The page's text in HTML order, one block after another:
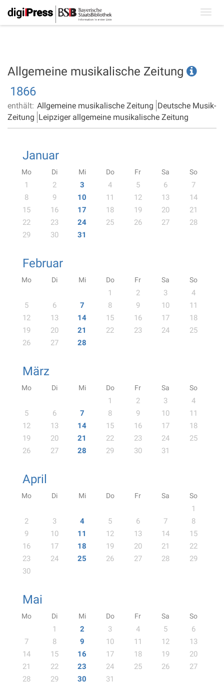
Allgemeine musikalische Zeitung
1866
enthält: Allgemeine musikalische Zeitung Deutsche Musik-
Zeitung Leipziger allgemeine musikalische Zeitung
Januar
Mo Di Mi Do Fr Sa So
1 2 3 4 5 6
7
8
9 10 11 12 13
14
15
16 17 18 19 20
21
22
23 24 25 26 27
28
29
30 31
Februar
Mo Di Mi Do Fr Sa So
1 2 3
4
5
6 7 8 9 10
11
12
13 14 15 16 17
18
19
20 21 22 23 24
25
26
27 28
März
Mo Di Mi Do Fr Sa So
1 2 3
4
5
6 7 8 9 10
11
12
13 14 15 16 17
18
19
20 21 22 23 24
25
26
27 28 29 30 31
April
Mo Di Mi Do Fr Sa So
1
2
3 4 5 6 7
8
9
10 11 12 13 14
15
16
17 18 19 20 21
22
23
24 25 26 27 28
29
30
Mai
Mo Di Mi Do Fr Sa So
1 2 3 4 5
6
7
8 9 10 11 12
13
14
15 16 17 18 19
20
21
22 23 24 25 26
27
28
29 30 31